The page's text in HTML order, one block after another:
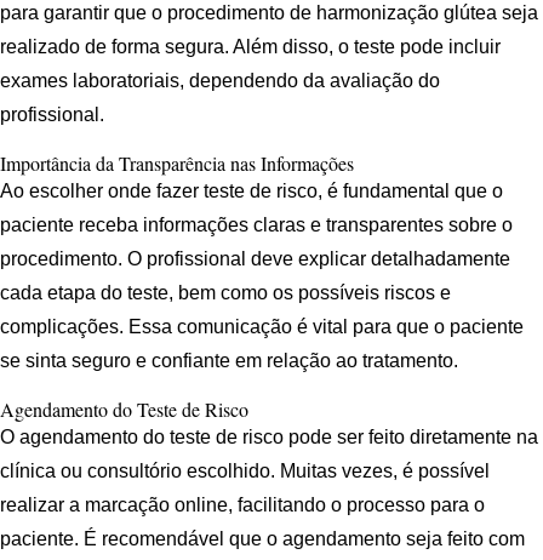
para garantir que o procedimento de harmonização glútea seja
realizado de forma segura. Além disso, o teste pode incluir
exames laboratoriais, dependendo da avaliação do
profissional.
Importância da Transparência nas Informações
Ao escolher onde fazer teste de risco, é fundamental que o
paciente receba informações claras e transparentes sobre o
procedimento. O profissional deve explicar detalhadamente
cada etapa do teste, bem como os possíveis riscos e
complicações. Essa comunicação é vital para que o paciente
se sinta seguro e confiante em relação ao tratamento.
Agendamento do Teste de Risco
O agendamento do teste de risco pode ser feito diretamente na
clínica ou consultório escolhido. Muitas vezes, é possível
realizar a marcação online, facilitando o processo para o
paciente. É recomendável que o agendamento seja feito com